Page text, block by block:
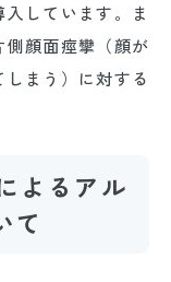
しています。ま
顔面痙攣（顔が
まう）に対する
よるアル
て